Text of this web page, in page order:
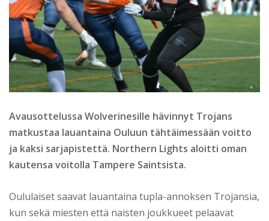
Avausottelussa Wolverinesille hävinnyt Trojans
matkustaa lauantaina Ouluun tähtäimessään voitto
ja kaksi sarjapistettä. Northern Lights aloitti oman
kautensa voitolla Tampere Saintsista.
Oululaiset saavat lauantaina tupla-annoksen Trojansia,
kun sekä miesten että naisten joukkueet pelaavat